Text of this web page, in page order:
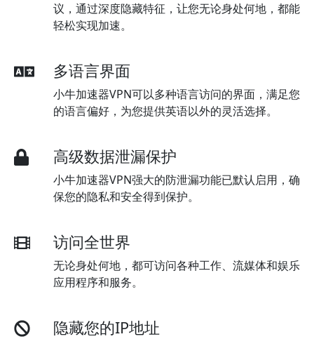
议，通过深度隐藏特征，让您无论身处何地，都能
轻松实现加速。
多语言界面
小牛加速器VPN可以多种语言访问的界面，满足您
的语言偏好，为您提供英语以外的灵活选择。
高级数据泄漏保护
小牛加速器VPN强大的防泄漏功能已默认启用，确
保您的隐私和安全得到保护。
访问全世界
无论身处何地，都可访问各种工作、流媒体和娱乐
应用程序和服务。
隐藏您的IP地址